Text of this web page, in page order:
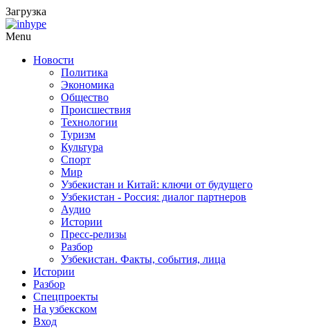
Загрузка
Menu
Новости
Политика
Экономика
Общество
Происшествия
Технологии
Туризм
Культура
Спорт
Мир
Узбекистан и Китай: ключи от будущего
Узбекистан - Россия: диалог партнеров
Аудио
Истории
Пресс-релизы
Разбор
Узбекистан. Факты, события, лица
Истории
Разбор
Спецпроекты
На узбекском
Вход